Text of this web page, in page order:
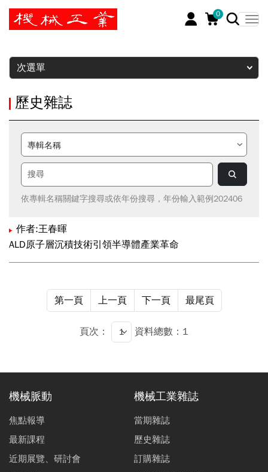
0
暫停
次選單
歷史雜誌
依專輯名稱關鍵字搜尋或依年份搜尋，年份輸入範例202406
作者:王春暉
ALD原子層沉積技術引領半導體產業革命
第一頁 上一頁 下一頁 最尾頁
頁次： 資料總數：1
機械脈動
焦點報導
最新課程
近期展覽、研討會
機械工業雜誌
當期雜誌
歷史雜誌
訂購雜誌